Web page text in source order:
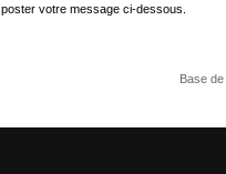
votre message ci-dessous.
Base